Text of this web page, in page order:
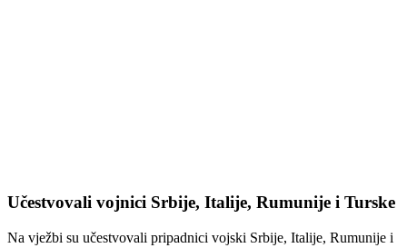
Učestvovali vojnici Srbije, Italije, Rumunije i Turske
Na vježbi su učestvovali pripadnici vojski Srbije, Italije, Rumunije i